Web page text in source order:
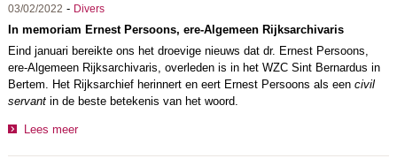
03/02/2022 - Divers
In memoriam Ernest Persoons, ere-Algemeen Rijksarchivaris
Eind januari bereikte ons het droevige nieuws dat dr. Ernest Persoons,
ere-Algemeen Rijksarchivaris, overleden is in het WZC Sint Bernardus in
Bertem. Het Rijksarchief herinnert en eert Ernest Persoons als een civil
servantin de beste betekenis van het woord.
Lees meer